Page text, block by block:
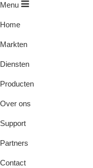
Menu
Home
Markten
Diensten
Producten
Over ons
Support
Partners
Contact